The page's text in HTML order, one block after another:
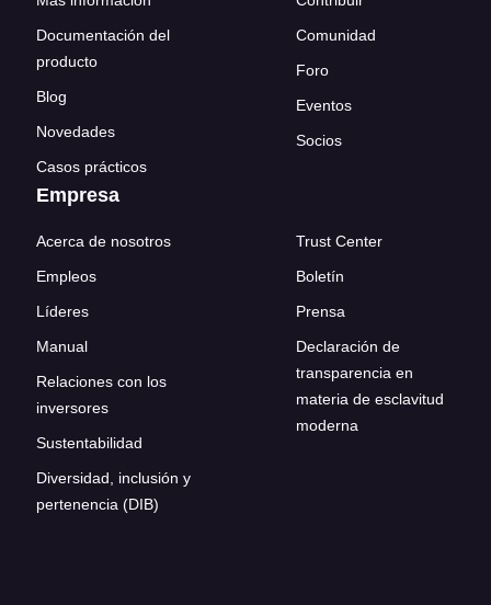
Documentación del
producto
Blog
Novedades
Casos prácticos
Comunidad
Foro
Eventos
Socios
Empresa
Acerca de nosotros
Empleos
Líderes
Manual
Relaciones con los
inversores
Sustentabilidad
Diversidad, inclusión y
pertenencia (DIB)
Trust Center
Boletín
Prensa
Declaración de
transparencia en
materia de esclavitud
moderna